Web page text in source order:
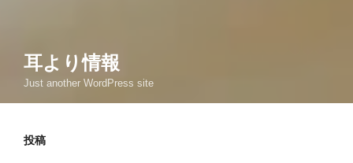
耳より情報
Just another WordPress site
投稿